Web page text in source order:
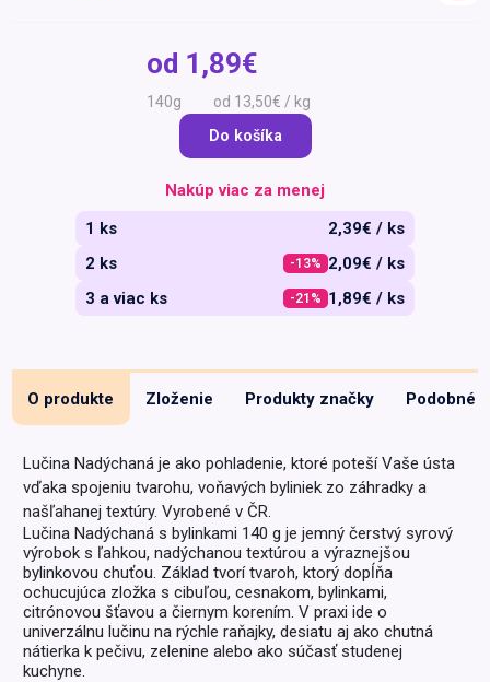
Darčekové
poukazy
Recepty
od 1,89€
140g od 13,50€ / kg
Do košíka
Nakúp viac za menej
1 ks
2,39€ / ks
2 ks
-13% 2,09€ / ks
3 a viac ks
-21% 1,89€ / ks
O produkte Zloženie Produkty značky Podobné
Lučina Nadýchaná je ako pohladenie, ktoré poteší Vaše ústa
vďaka spojeniu tvarohu, voňavých byliniek zo záhradky a
našľahanej textúry. Vyrobené v ČR.
Lučina Nadýchaná s bylinkami 140 g je jemný čerstvý syrový
výrobok s ľahkou, nadýchanou textúrou a výraznejšou
bylinkovou chuťou. Základ tvorí tvaroh, ktorý dopĺňa
ochucujúca zložka s cibuľou, cesnakom, bylinkami,
citrónovou šťavou a čiernym korením. V praxi ide o
univerzálnu lučinu na rýchle raňajky, desiatu aj ako chutná
nátierka k pečivu, zelenine alebo ako súčasť studenej
kuchyne.